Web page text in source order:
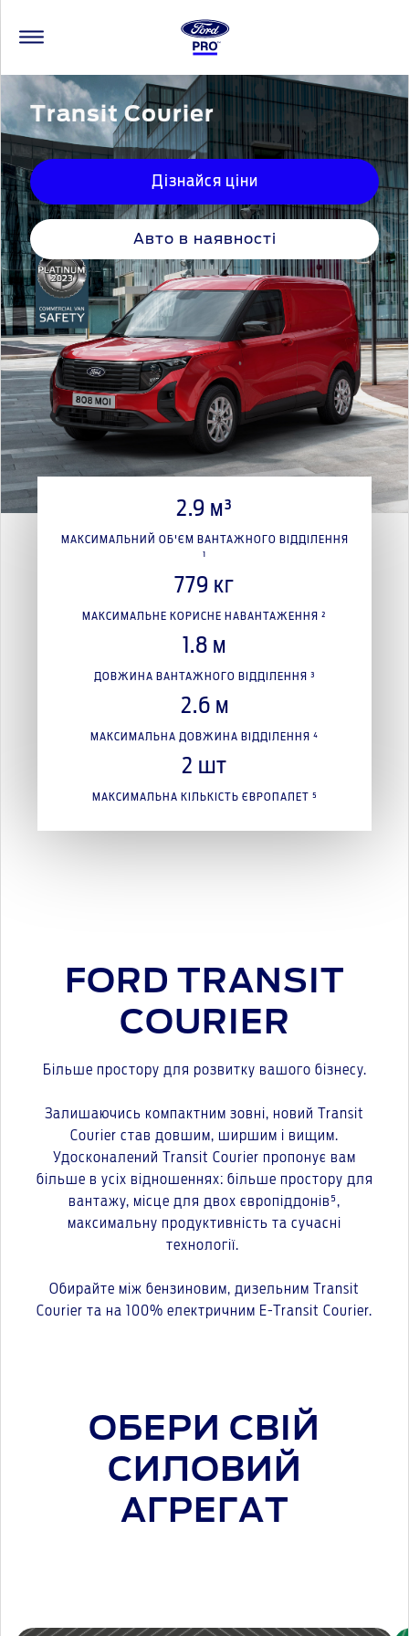
Transit Courier
Дізнайся ціни
Авто в наявності
2.9 м³
МАКСИМАЛЬНИЙ ОБ'ЄМ ВАНТАЖНОГО ВІДДІЛЕННЯ
¹
779 кг
МАКСИМАЛЬНЕ КОРИСНЕ НАВАНТАЖЕННЯ ²
1.8 м
ДОВЖИНА ВАНТАЖНОГО ВІДДІЛЕННЯ ³
2.6 м
МАКСИМАЛЬНА ДОВЖИНА ВІДДІЛЕННЯ ⁴
2 шт
МАКСИМАЛЬНА КІЛЬКІСТЬ ЄВРОПАЛЕТ ⁵
FORD TRANSIT
COURIER
Більше простору для розвитку вашого бізнесу.
Залишаючись компактним зовні, новий Transit
Courier став довшим, ширшим і вищим.
Удосконалений Transit Courier пропонує вам
більше в усіх відношеннях: більше простору для
вантажу, місце для двох європіддонів⁵,
максимальну продуктивність та сучасні
технології.
Обирайте між бензиновим, дизельним Transit
Courier та на 100% електричним E-Transit Courier.
ОБЕРИ СВІЙ
СИЛОВИЙ
АГРЕГАТ